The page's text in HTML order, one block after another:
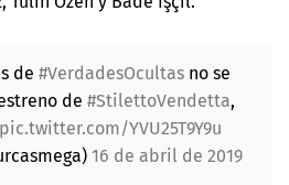
de #VerdadesOcultas no se
de #StilettoVendetta,
pic.twitter.com/YVU25T9Y9u
16 de abril de 2019